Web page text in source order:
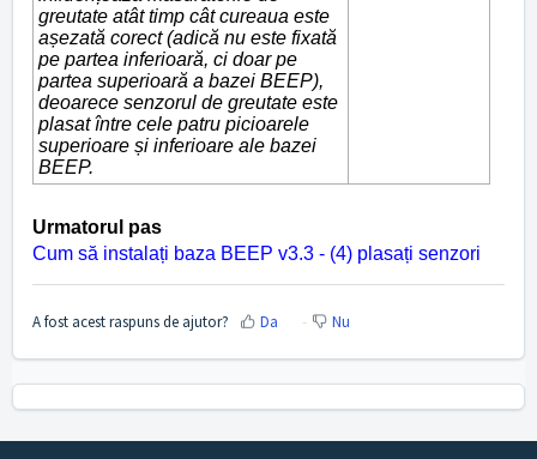
greutate atât timp cât cureaua este
așezată corect (adică nu este fixată
pe partea inferioară, ci doar pe
partea superioară a bazei BEEP),
deoarece senzorul de greutate este
plasat între cele patru picioarele
superioare și inferioare ale bazei
BEEP.
Urmatorul pas
Cum să instalați baza BEEP v3.3 - (4) plasați senzori
A fost acest raspuns de ajutor? Da Nu